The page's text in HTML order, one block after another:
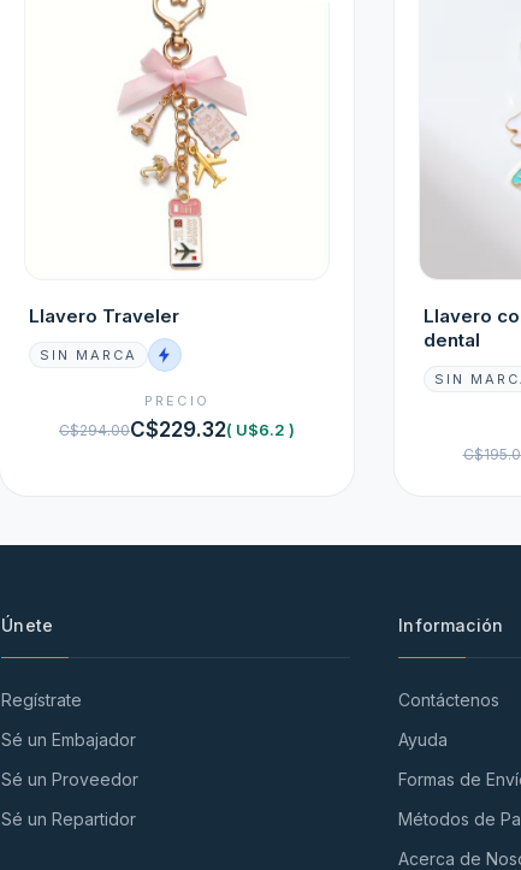
Llavero Traveler
SIN MARCA
PRECIO
C$294.00C$229.32( U$6.2 )
Llavero
dental
SIN
Únete
Regístrate
Sé un Embajador
Sé un Proveedor
Sé un Repartidor
Información
Contáctenos
Ayuda
Formas de
Métodos de
Acerca de